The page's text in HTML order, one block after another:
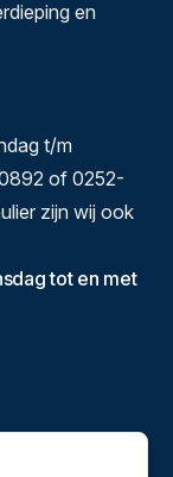
en
t/m
of 0252-
zijn wij ook
tot en met